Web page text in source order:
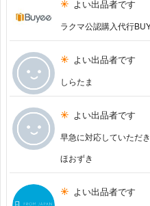
よい出品者です
ラクマ公認購入代行
よい出品者です
しらたま
よい出品者です
早急に対応していただ
ほおずき
よい出品者です